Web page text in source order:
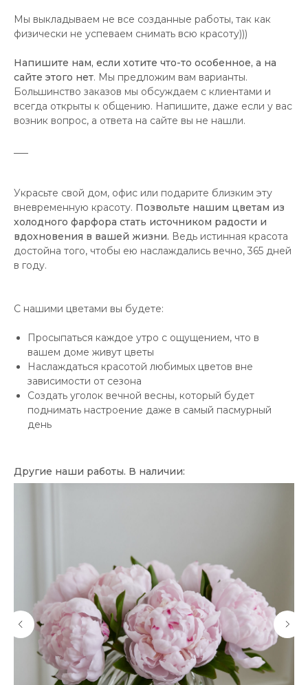
Мы выкладываем не все созданные работы, так как
физически не успеваем снимать всю красоту)))
Напишите нам, если хотите что-то особенное, а на
сайте этого нет. Мы предложим вам варианты.
Большинство заказов мы обсуждаем с клиентами и
всегда открыты к общению. Напишите, даже если у вас
возник вопрос, а ответа на сайте вы не нашли.
Украсьте свой дом, офис или подарите близким эту
вневременную красоту. Позвольте нашим цветам из
холодного фарфора стать источником радости и
вдохновения в вашей жизни. Ведь истинная красота
достойна того, чтобы ею наслаждались вечно, 365 дней
в году.
С нашими цветами вы будете:
Просыпаться каждое утро с ощущением, что в
вашем доме живут цветы
Наслаждаться красотой любимых цветов вне
зависимости от сезона
Создать уголок вечной весны, который будет
поднимать настроение даже в самый пасмурный
день
Другие наши работы. В наличии: